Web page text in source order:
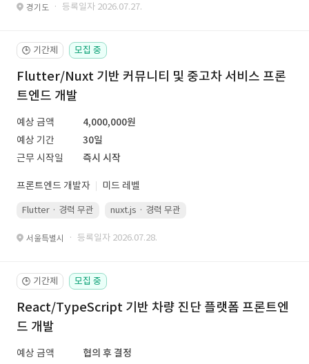
경기도 · 등록일자 2026.07.27.
🕒 기간제 모집 중
Flutter/Nuxt 기반 커뮤니티 및 중고차 서비스 프론
트엔드 개발
예상 금액
4,000,000원
예상 기간
30일
근무 시작일
즉시 시작
프론트엔드 개발자 미드 레벨
Flutter · 경력 무관 nuxt.js · 경력 무관
서울특별시 · 등록일자 2026.07.28.
🕒 기간제 모집 중
React/TypeScript 기반 차량 진단 플랫폼 프론트엔
드 개발
예상 금액
협의 후 결정